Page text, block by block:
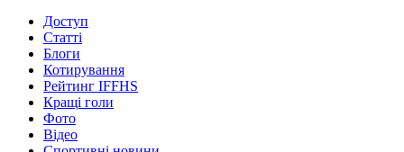
Доступ
Статті
Блоги
Котирування
Рейтинг IFFHS
Кращі голи
Фото
Відео